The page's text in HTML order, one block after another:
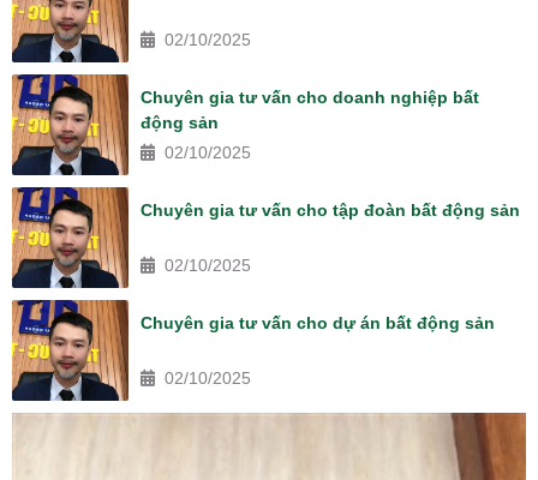
02/10/2025
Chuyên gia tư vấn cho doanh nghiệp bất
động sản
02/10/2025
Chuyên gia tư vấn cho tập đoàn bất động sản
02/10/2025
Chuyên gia tư vấn cho dự án bất động sản
02/10/2025